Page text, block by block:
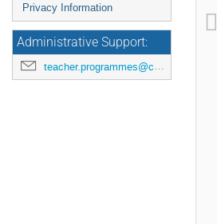
Privacy Information
Administrative Support:
teacher.programmes@cern.ch